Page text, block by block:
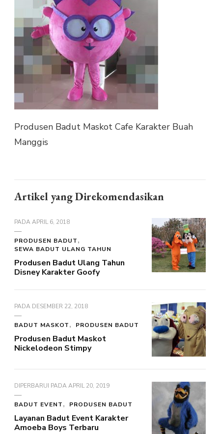
BUAH
MANGGIS
Produsen Badut Maskot Cafe Karakter Buah
Manggis
Artikel yang Direkomendasikan
PADAAPRIL 6, 2018
PRODUSEN BADUT
SEWA BADUT ULANG TAHUN
Produsen Badut Ulang Tahun
Disney Karakter Goofy
PADA DESEMBER 22, 2018
BADUT MASKOT PRODUSEN BADUT
Produsen Badut Maskot
Nickelodeon Stimpy
DIPERBARUI PADAAPRIL 20, 2019
BADUT EVENT PRODUSEN BADUT
Layanan Badut Event Karakter
Amoeba Boys Terbaru